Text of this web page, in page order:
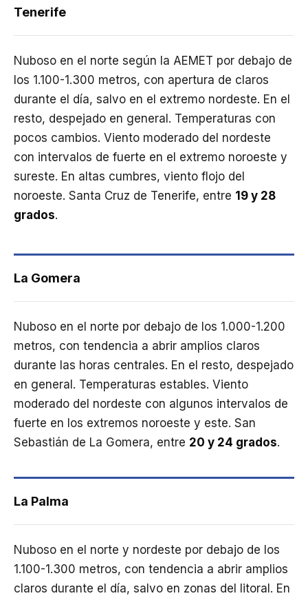
Tenerife
Nuboso en el norte según la AEMET por debajo de
los 1.100-1.300 metros, con apertura de claros
durante el día, salvo en el extremo nordeste. En el
resto, despejado en general. Temperaturas con
pocos cambios. Viento moderado del nordeste
con intervalos de fuerte en el extremo noroeste y
sureste. En altas cumbres, viento flojo del
noroeste. Santa Cruz de Tenerife, entre 19 y 28
grados.
La Gomera
Nuboso en el norte por debajo de los 1.000-1.200
metros, con tendencia a abrir amplios claros
durante las horas centrales. En el resto, despejado
en general. Temperaturas estables. Viento
moderado del nordeste con algunos intervalos de
fuerte en los extremos noroeste y este. San
Sebastián de La Gomera, entre 20 y 24 grados.
La Palma
Nuboso en el norte y nordeste por debajo de los
1.100-1.300 metros, con tendencia a abrir amplios
claros durante el día, salvo en zonas del litoral. En